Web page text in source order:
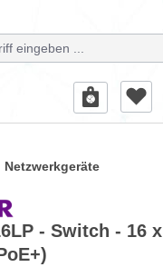
Netzwerkgeräte
- Switch - 16 x